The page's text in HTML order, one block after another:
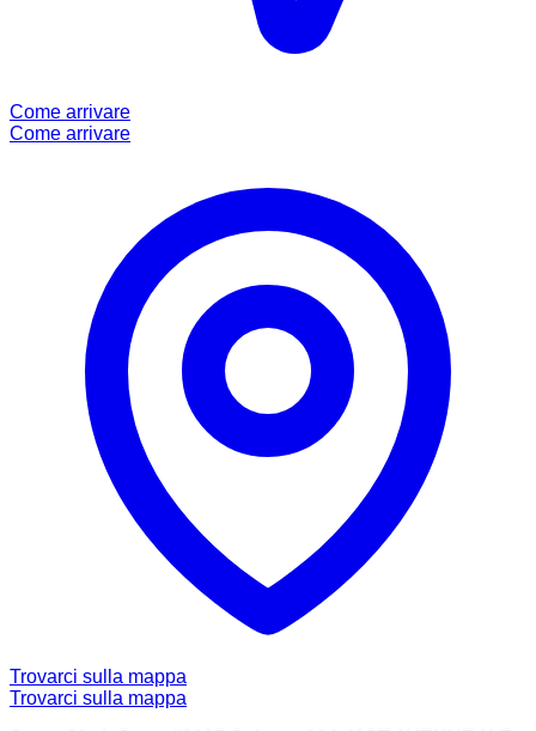
Come arrivare
Come arrivare
Trovarci sulla mappa
Trovarci sulla mappa